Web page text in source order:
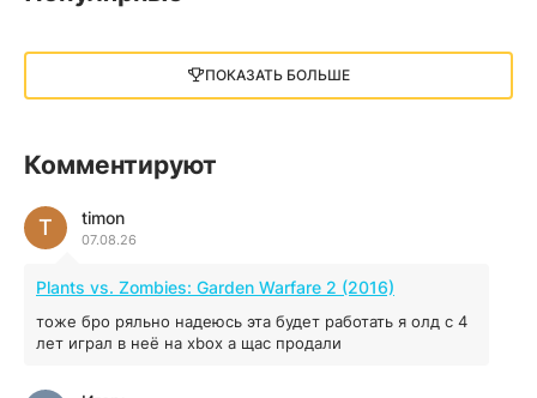
13 ГБ 2025
illWill
04.12.2025
MAFIA: THE OLD COUNTRY
44.98 ГБ 2025
04.12.2025
ПОКАЗАТЬ БОЛЬШЕ
Комментируют
timon
07.08.26
T
Plants vs. Zombies: Garden Warfare 2 (2016)
тоже бро ряльно надеюсь эта будет работать я олд с 4
лет играл в неё на xbox а щас продали